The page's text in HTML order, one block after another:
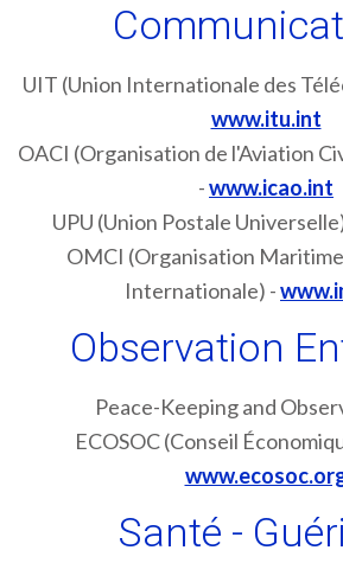
UIT (Union Internationale des
www.itu.int
OACI (Organisation de l'Aviation
-www.icao.int
UPU (Union Postale
OMCI (Organisation
Internationale) -
Observation
Peace-Keeping and
ECOSOC (Conseil
Santé -